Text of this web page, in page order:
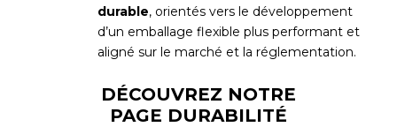
durable, orientés vers le développement
d’un emballage flexible plus performant et
aligné sur le marché et la réglementation.
DÉCOUVREZ NOTRE
PAGE DURABILITÉ